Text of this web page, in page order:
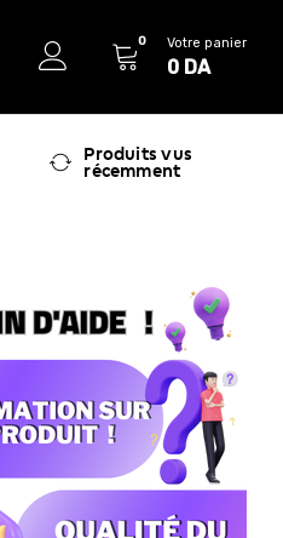
0 Votre panier
0 DA
Produits vus
récemment